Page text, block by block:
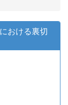
おける裏切